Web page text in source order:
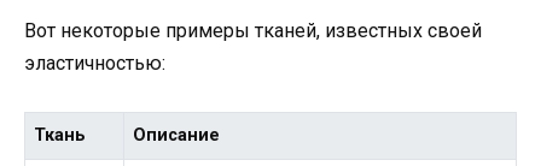
Вот некоторые примеры тканей, известных своей
эластичностью:
Ткань Описание